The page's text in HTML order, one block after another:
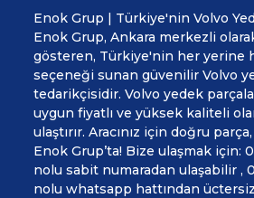
Enok Grup | Türkiye'nin Volvo
Enok Grup, Ankara merkezli
gösteren, Türkiye'nin her yerine
seçeneği sunan güvenilir Volvo
tedarikçisidir. Volvo yedek
uygun fiyatlı ve yüksek kaliteli
ulaştırır. Aracınız için doğru
Enok Grup’ta! Bize ulaşmak için:
nolu sabit numaradan ulaşabilir ,
nolu whatsapp hattından